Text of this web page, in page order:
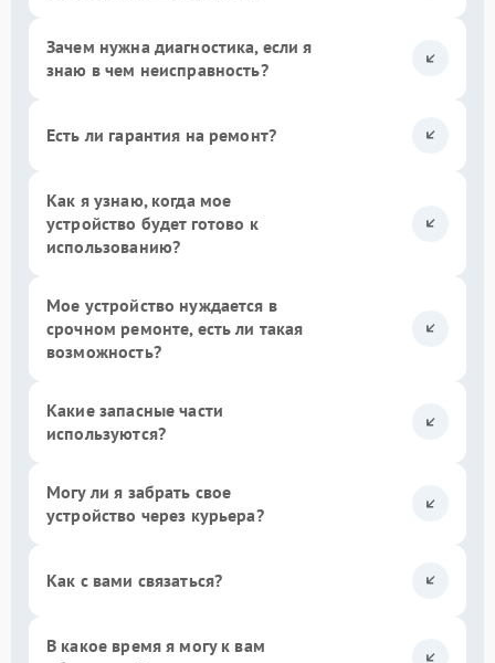
Зачем нужна диагностика, если я
знаю в чем неисправность?
Есть ли гарантия на ремонт?
Как я узнаю, когда мое
устройство будет готово к
использованию?
Мое устройство нуждается в
срочном ремонте, есть ли такая
возможность?
Какие запасные части
используются?
Могу ли я забрать свое
устройство через курьера?
Как с вами связаться?
В какое время я могу к вам